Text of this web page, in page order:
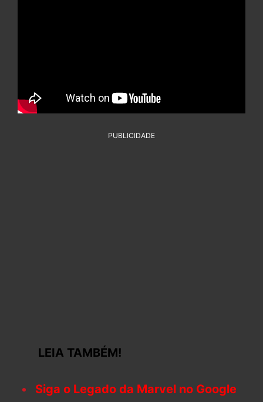
PUBLICIDADE
LEIA TAMBÉM!
Siga o Legado da Marvel no Google